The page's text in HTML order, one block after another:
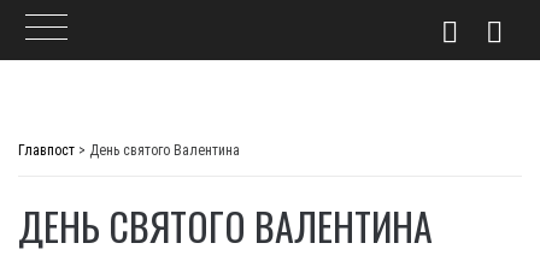
Главпост > День святого Валентина
ДЕНЬ СВЯТОГО ВАЛЕНТИНА